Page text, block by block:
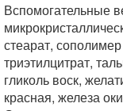
Вспомогательные
стеарат,
триэтилцитрат,
гликоль воск,
красная, железа